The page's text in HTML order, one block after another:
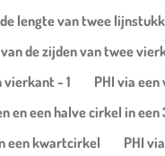
lengte van twee
de zijden van twee
vierkant - 1
PHI via
en een halve cirkel in
een kwartcirkel
PHI